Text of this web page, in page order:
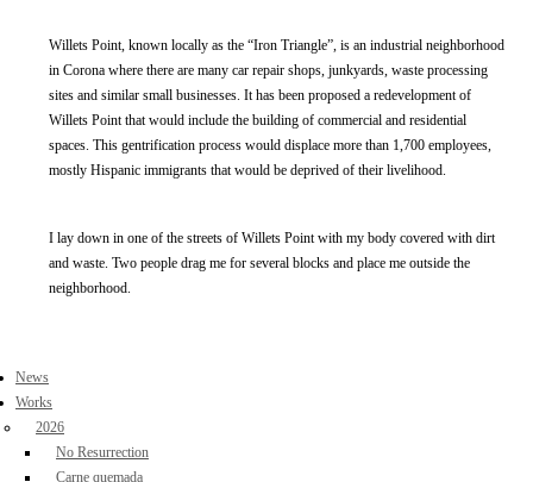
Willets Point, known locally as the “Iron Triangle”, is an industrial neighborhood
in Corona where there are many car repair shops, junkyards, waste processing
sites and similar small businesses. It has been proposed a redevelopment of
Willets Point that would include the building of commercial and residential
spaces. This gentrification process would displace more than 1,700 employees,
mostly Hispanic immigrants that would be deprived of their livelihood.
I lay down in one of the streets of Willets Point with my body covered with dirt
and waste. Two people drag me for several blocks and place me outside the
neighborhood.
News
Works
2026
No Resurrection
Carne quemada